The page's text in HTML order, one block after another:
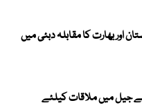
کپ 2026، پاکستان اور بھارت کا مقابلہ دبئی میں
جیل میں ملاقات کیلئے